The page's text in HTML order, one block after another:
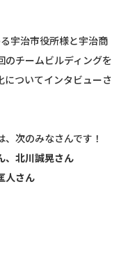
宇治市役所様と宇治商
チームビルディングを
についてインタビューさ
次のみなさんです！
、北川誠晃さん
人さん